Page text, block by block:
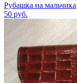
Рубашка на мальчика
50 руб.